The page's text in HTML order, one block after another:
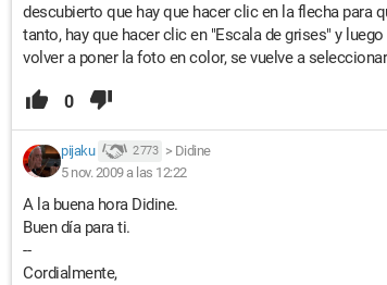
descubierto que hay que hacer clic en la flecha para
tanto, hay que hacer clic en "Escala de grises" y
volver a poner la foto en color, se vuelve a
0
pijaku 2 773 > Didine
5 nov. 2009 a las 12:22
A la buena hora Didine.
Buen día para ti.
--
Cordialmente,